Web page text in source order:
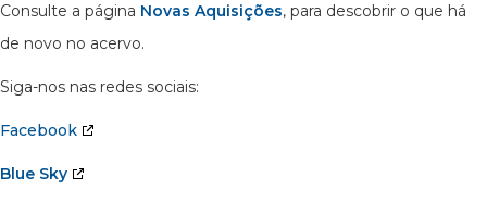
Consulte a página Novas Aquisições, para descobrir o que há
de novo no acervo.
Siga-nos nas redes sociais:
Facebook
Blue Sky